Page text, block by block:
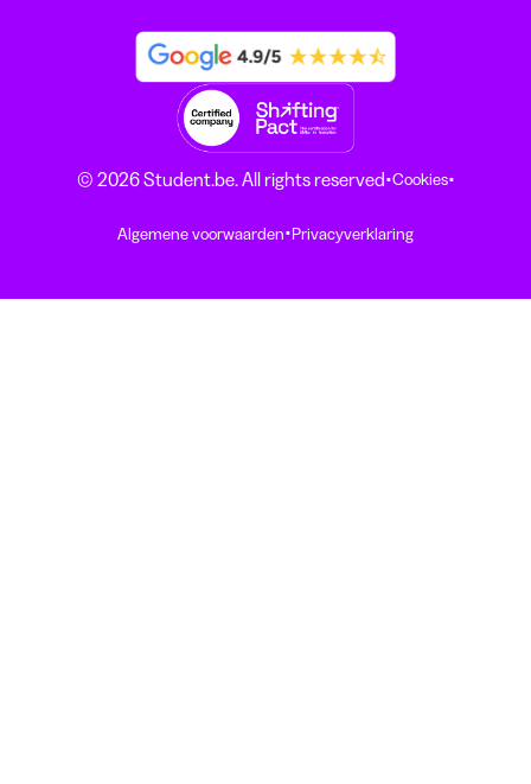
© 2026 Student.be. All rights reserved·Cookies·
Algemene voorwaarden·Privacyverklaring